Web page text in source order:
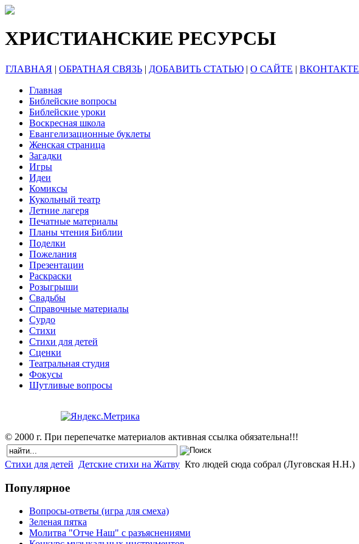
ХРИСТИАНСКИЕ РЕСУРСЫ
ГЛАВНАЯ | ОБРАТНАЯ СВЯЗЬ | ДОБАВИТЬ СТАТЬЮ | О САЙТЕ | ВКОНТАКТЕ
Главная
Библейские вопросы
Библейские уроки
Воскресная школа
Евангелизационные буклеты
Женская страница
Загадки
Игры
Идеи
Комиксы
Кукольный театр
Летние лагеря
Печатные материалы
Планы чтения Библии
Поделки
Пожелания
Презентации
Раскраски
Розыгрыши
Свадьбы
Справочные материалы
Сурдо
Стихи
Стихи для детей
Сценки
Театральная студия
Фокусы
Шутливые вопросы
© 2000 г. При перепечатке материалов активная ссылка обязательна!!!
Стихи для детей Детские стихи на Жатву Кто людей сюда собрал (Луговская Н.Н.)
Популярное
Вопросы-ответы (игра для смеха)
Зеленая пятка
Молитва "Отче Наш" с разъяснениями